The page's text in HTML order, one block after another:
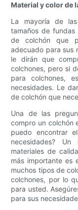
Material y color de
La mayoría de
tamaños de
de colchón que
adecuado para sus
le dirán que
colchones, pero si
para colchones,
necesidades. Le
de colchón que
Una de las
compro un colchón
puedo encontrar
necesidades?
materiales de
más importante es
muchos tipos de
colchones, por lo
para usted.
para sus